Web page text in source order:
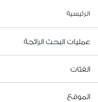
الرئيسية
عمليات البحث الرائجة
الفئات
الموقع